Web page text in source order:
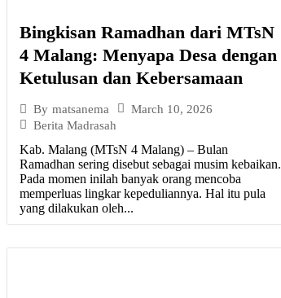
Bingkisan Ramadhan dari MTsN
4 Malang: Menyapa Desa dengan
Ketulusan dan Kebersamaan
By matsanema
March 10, 2026
Berita Madrasah
Kab. Malang (MTsN 4 Malang) – Bulan
Ramadhan sering disebut sebagai musim kebaikan.
Pada momen inilah banyak orang mencoba
memperluas lingkar kepeduliannya. Hal itu pula
yang dilakukan oleh...